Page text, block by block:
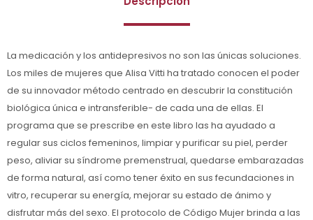
La medicación y los antidepresivos no son las únicas soluciones.
Los miles de mujeres que Alisa Vitti ha tratado conocen el poder
de su innovador método centrado en descubrir la constitución
biológica única e intransferible- de cada una de ellas. El
programa que se prescribe en este libro las ha ayudado a
regular sus ciclos femeninos, limpiar y purificar su piel, perder
peso, aliviar su síndrome premenstrual, quedarse embarazadas
de forma natural, así como tener éxito en sus fecundaciones in
vitro, recuperar su energía, mejorar su estado de ánimo y
disfrutar más del sexo. El protocolo de Código Mujer brinda a las